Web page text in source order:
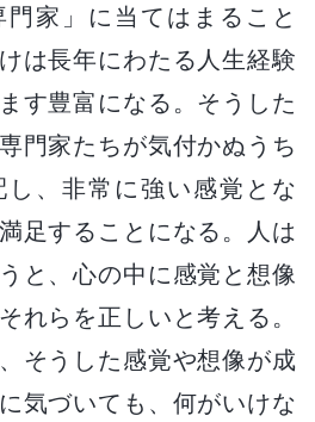
家」に当てはまること
は長年にわたる人生経験
す豊富になる。そうした
門家たちが気付かぬうち
、非常に強い感覚とな
足することになる。人は
と、心の中に感覚と想像
れらを正しいと考える。
そうした感覚や想像が成
気づいても、何がいけな